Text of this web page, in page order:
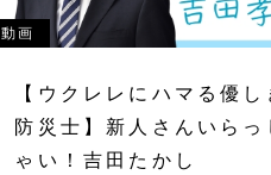
動画
【ウクレレにハマる優し
防災士】新人さんいらっ
ゃい！吉田たかし